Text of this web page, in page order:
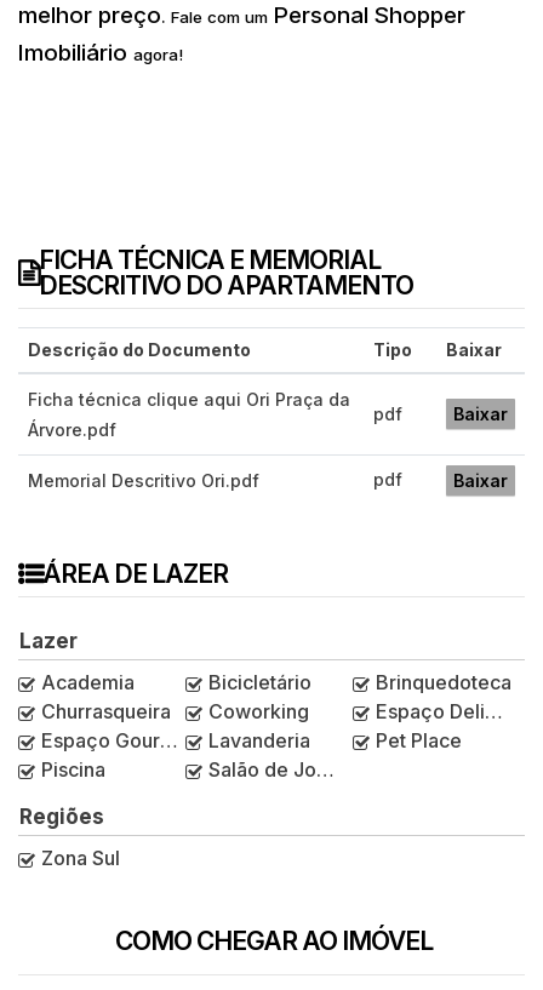
melhor preço. Fale com um Personal Shopper
Imobiliário agora!
FICHA TÉCNICA E MEMORIAL
DESCRITIVO DO APARTAMENTO
Descrição do Documento Tipo Baixar
Ficha técnica clique aqui Ori Praça da
Árvore.pdf
pdf Baixar
Memorial Descritivo Ori.pdf pdf Baixar
ÁREA DE LAZER
Lazer
Academia
Bicicletário
Brinquedoteca
Churrasqueira
Coworking
Espaço Delivery
Espaço Gourmet
Lavanderia
Pet Place
Piscina
Salão de Jogos
Regiões
Zona Sul
COMO CHEGAR AO IMÓVEL
Rua Oriçanga, 343, Mirandópolis, São Paulo,